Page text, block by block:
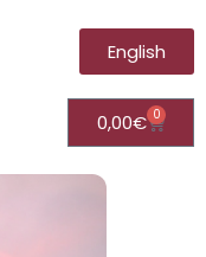
English
0,00€ 0